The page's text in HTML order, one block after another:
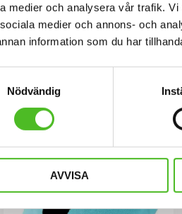
medier och analysera vår trafik.
medier och annons- och
information som du har
Nödvändig
AVVISA
i favoriter
Halsband med Alaskan
Malamute
Vackert halsband i metall med
i diameter och laminerad för att vara
Lägg